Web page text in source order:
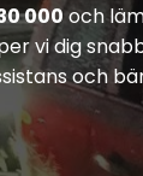
000och
vi dig
och